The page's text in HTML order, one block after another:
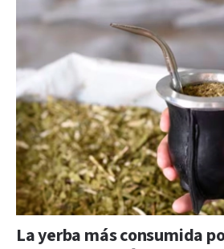
La yerba más consumida